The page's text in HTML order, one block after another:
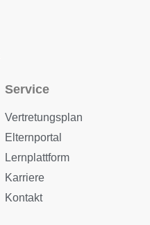
Service
Vertretungsplan
Elternportal
Lernplattform
Karriere
Kontakt